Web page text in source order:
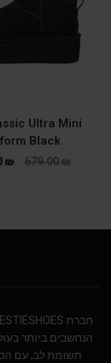
Ultra Mini
Black
679.00₪
₪
הנחשבים ביותר
תשומת לב, עם